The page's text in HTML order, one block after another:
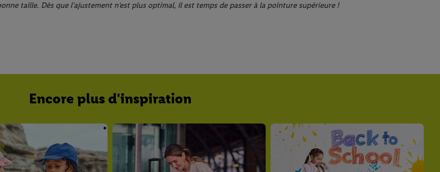
taille. Dès que l'ajustement n'est plus optimal, il est temps de passer à la pointure supérieure !
Encore plus d'inspiration